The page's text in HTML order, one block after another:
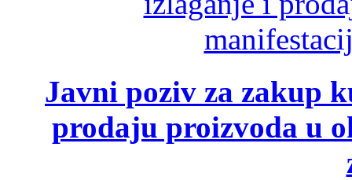
Javni poziv za zakup
prodaju proizvoda u